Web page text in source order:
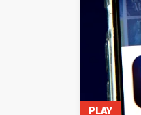
PLAY